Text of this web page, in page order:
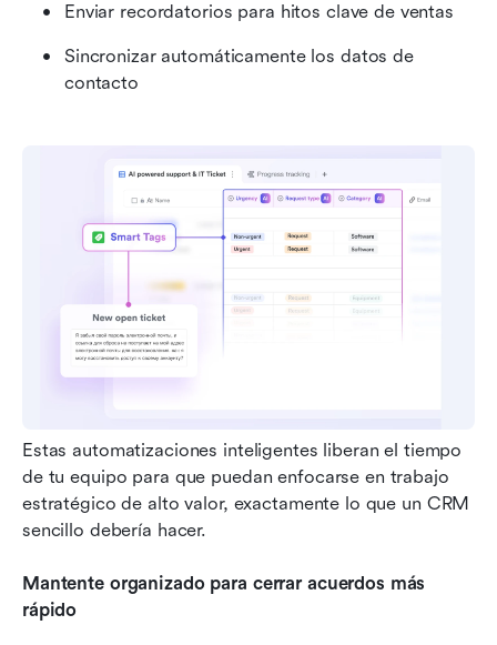
Enviar recordatorios para hitos clave de ventas
Sincronizar automáticamente los datos de
contacto
Estas automatizaciones inteligentes liberan el tiempo
de tu equipo para que puedan enfocarse en trabajo
estratégico de alto valor, exactamente lo que un CRM
sencillo debería hacer.
Mantente organizado para cerrar acuerdos más
rápido